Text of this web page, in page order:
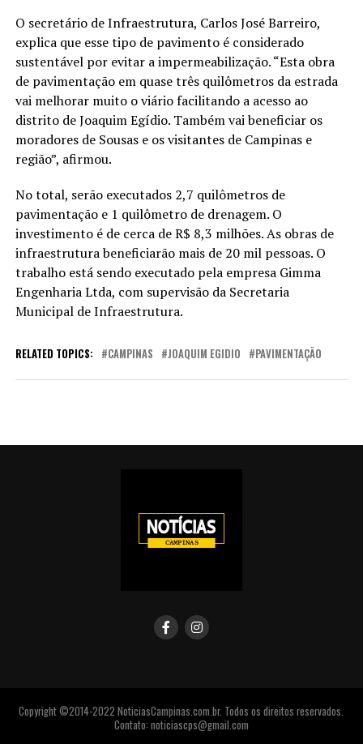
O secretário de Infraestrutura, Carlos José Barreiro,
explica que esse tipo de pavimento é considerado
sustentável por evitar a impermeabilização. “Esta obra
de pavimentação em quase três quilômetros da estrada
vai melhorar muito o viário facilitando a acesso ao
distrito de Joaquim Egídio. Também vai beneficiar os
moradores de Sousas e os visitantes de Campinas e
região”, afirmou.
No total, serão executados 2,7 quilômetros de
pavimentação e 1 quilômetro de drenagem. O
investimento é de cerca de R$ 8,3 milhões. As obras de
infraestrutura beneficiarão mais de 20 mil pessoas. O
trabalho está sendo executado pela empresa Gimma
Engenharia Ltda, com supervisão da Secretaria
Municipal de Infraestrutura.
RELATED TOPICS: CAMPINAS JOAQUIM EGIDIO PAVIMENTAÇÃO
Copyright ©2014-2022 NoticiasCampinas.com.br. Todos os direitos reservados.
Contato: noticiascps@gmail.com